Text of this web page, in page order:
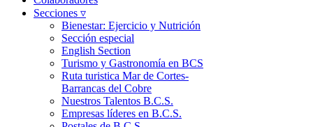
Secciones ▿
Bienestar: Ejercicio y Nutrición
Sección especial
English Section
Turismo y Gastronomía en BCS
Ruta turistica Mar de Cortes-
Barrancas del Cobre
Nuestros Talentos B.C.S.
Empresas líderes en B.C.S.